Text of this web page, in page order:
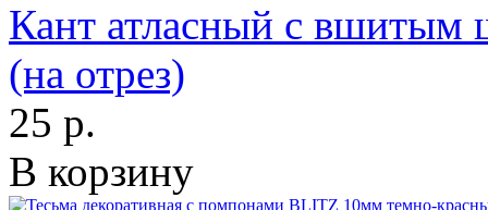
Кант атласный с
(на отрез)
25 р.
В корзину